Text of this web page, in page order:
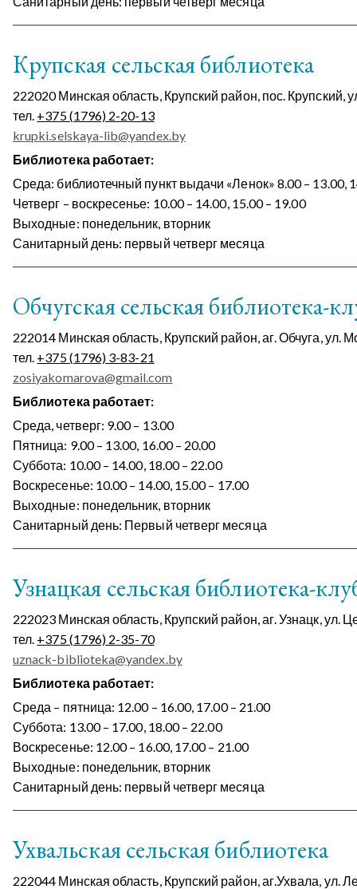
Крупская сельская библиотека
222020 Минская область, Крупский район, пос. Крупский,
тел. +375 (1796) 2-20-13
krupki.selskaya-lib@yandex.by
Библиотека работает:
Среда: библиотечный пункт выдачи «Ленок» 8.00 – 13.00,
Четверг – воскресенье: 10.00 – 14.00, 15.00 – 19.00
Выходные: понедельник, вторник
Санитарный день: первый четверг месяца
Обчугская сельская библиотека-
222014 Минская область, Крупский район, аг. Обчуга, ул.
тел. +375 (1796) 3-83-21
zosiyakomarova@gmail.com
Библиотека работает:
Среда, четверг: 9.00 – 13.00
Пятница: 9.00 – 13.00, 16.00 – 20.00
Суббота: 10.00 – 14.00, 18.00 – 22.00
Воскресенье: 10.00 – 14.00, 15.00 – 17.00
Выходные: понедельник, вторник
Санитарный день: Первый четверг месяца
Узнацкая сельская библиотека-
222023 Минская область, Крупский район, аг. Узнацк, ул.
тел. +375 (1796) 2-35-70
uznack-biblioteka@yandex.by
Библиотека работает:
Среда – пятница: 12.00 – 16.00, 17.00 – 21.00
Суббота: 13.00 – 17.00, 18.00 – 22.00
Воскресенье: 12.00 – 16.00, 17.00 – 21.00
Выходные: понедельник, вторник
Санитарный день: первый четверг месяца
Ухвальская сельская библиотека
222044 Минская область, Крупский район, аг.Ухвала, ул.